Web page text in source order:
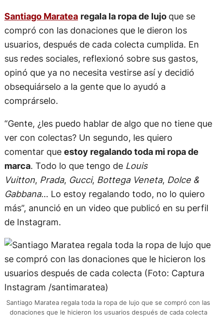
Santiago Maratea regala la ropa de lujo que se
compró con las donaciones que le dieron los
usuarios, después de cada colecta cumplida. En
sus redes sociales, reflexionó sobre sus gastos,
opinó que ya no necesita vestirse así y decidió
obsequiárselo a la gente que lo ayudó a
comprárselo.
“Gente, ¿les puedo hablar de algo que no tiene que
ver con colectas? Un segundo, les quiero
comentar que estoy regalando toda mi ropa de
marca. Todo lo que tengo de Louis
Vuitton, Prada, Gucci, Bottega Veneta, Dolce &
Gabbana… Lo estoy regalando todo, no lo quiero
más”, anunció en un video que publicó en su perfil
de Instagram.
Santiago Maratea regala toda la ropa de lujo que se compró con las
donaciones que le hicieron los usuarios después de cada colecta